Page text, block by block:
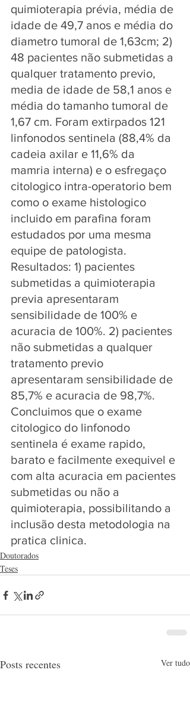
quimioterapia prévia, média de
idade de 49,7 anos e média do
diametro tumoral de 1,63cm; 2)
48 pacientes não submetidas a
qualquer tratamento previo,
media de idade de 58,1 anos e
média do tamanho tumoral de
1,67 cm. Foram extirpados 121
linfonodos sentinela (88,4% da
cadeia axilar e 11,6% da
mamria interna) e o esfregaço
citologico intra-operatorio bem
como o exame histologico
incluido em parafina foram
estudados por uma mesma
equipe de patologista.
Resultados: 1) pacientes
submetidas a quimioterapia
previa apresentaram
sensibilidade de 100% e
acuracia de 100%. 2) pacientes
não submetidas a qualquer
tratamento previo
apresentaram sensibilidade de
85,7% e acuracia de 98,7%.
Concluimos que o exame
citologico do linfonodo
sentinela é exame rapido,
barato e facilmente exequivel e
com alta acuracia em pacientes
submetidas ou não a
quimioterapia, possibilitando a
inclusão desta metodologia na
pratica clinica.
Doutorados
Teses
Posts recentes Ver tudo